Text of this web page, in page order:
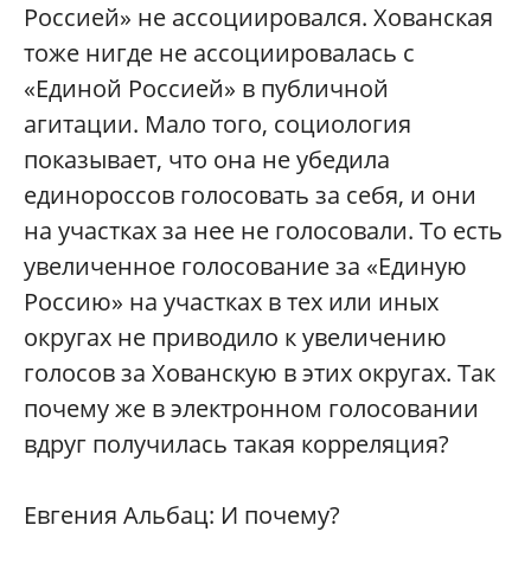
Россией» не ассоциировался. Хованская
тоже нигде не ассоциировалась с
«Единой Россией» в публичной
агитации. Мало того, социология
показывает, что она не убедила
единороссов голосовать за себя, и они
на участках за нее не голосовали. То есть
увеличенное голосование за «Единую
Россию» на участках в тех или иных
округах не приводило к увеличению
голосов за Хованскую в этих округах. Так
почему же в электронном голосовании
вдруг получилась такая корреляция?
Евгения Альбац: И почему?